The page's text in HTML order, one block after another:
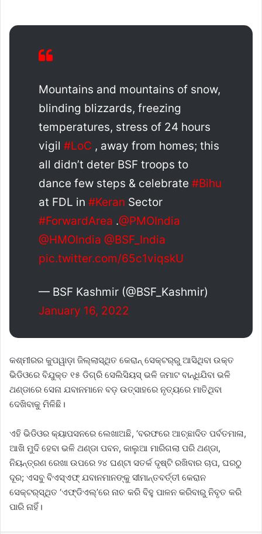
Mountains and mountains of snow,
blinding blizzards, freezing
temperatures, stress of 24 hours
vigil #LoC , away from homes; this
all didn’t deter BSF troops to
dance few steps & celebrate #Bihu
at FDL in #Keran Sector
#ForwardArea .@PMOIndia
@HMOIndia @BSF_India
pic.twitter.com/65c1viqskU
— BSF Kashmir (@BSF_Kashmir)
January 16, 2022
କଶ୍ମୀରର କୁପୱାଡ଼ା ଜିଲ୍ଲାସ୍ଥିତ କେରାନ୍‌ ସେକ୍ଟର୍‌ରୁ ଆସିଥିବା ଉକ୍ତ
ଭିଡିଓରେ ବିଯୁକ୍ତ ୧୫ ଡିଗ୍ରି ସେଲିସିୟସ୍‌ ଭଳି ଜମାଟ ବାନ୍ଧିଯିବା ଭଳି
ଥଣ୍ଡାରେ ସେନା ଯବାନମାନେ ବଡ଼ ଉତ୍ସାହରେ ନୃତ୍ୟରେ ମାତିଥିବା
ଦେଖିବାକୁ ମିଳିଛି।
ଏହି ଭିଡିଓର କ୍ୟାପସନରେ ଲେଖାଅଛି, ‘ବରଫରେ ଆଚ୍ଛାଦିତ ପର୍ବତମାଳା,
ଆଖି ମୁଦି ହେବା ଭଳି ଥଣ୍ଡା ପବନ, କାଲୁଆ ମାରିଗଲା ପରି ଥଣ୍ଡା,
ନିୟନ୍ତ୍ରଣ ରେଖା ଉପରେ ୨୪ ଘଣ୍ଟା ସତର୍କ ଦୃଷ୍ଟି ରଖିବାର ଚାପ, ଘରଠୁ
ଦୂର; ଏସବୁ ବିଏସ୍‌ଏଫ୍‌ ଯବାନମାନଙ୍କୁ ସୀମାନ୍ତବର୍ତ୍ତୀ କେରାନ
ସେକ୍ଟର୍‌ସ୍ଥିତ ‘ଏଫ୍‌ଡିଏଲ୍‌’ରେ ନାଚ କରି ବିହୁ ପାଳନ କରିବାରୁ ନିବୃତ କରି
ପାରି ନାହିଁ।